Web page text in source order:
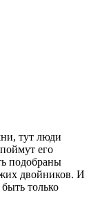
тут люди
его
подобраны
двойников. И
только